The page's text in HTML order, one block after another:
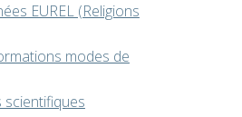
EUREL (Religions
modes de
scientifiques